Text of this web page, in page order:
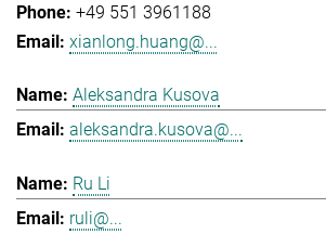
+49 551 3961188
xianlong.huang@...
Aleksandra Kusova
aleksandra.kusova@...
Ru Li
ruli@...